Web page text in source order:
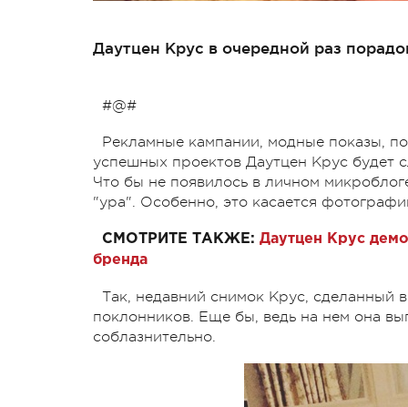
Даутцен Крус в очередной раз
#@#
Рекламные кампании, модные показы,
успешных проектов Даутцен Крус будет
Что бы не появилось в личном
"ура". Особенно, это касается
СМОТРИТЕ ТАКЖЕ: Даутцен Крус
бренда
Так, недавний снимок Крус, сделанный
поклонников. Еще бы, ведь на нем она
соблазнительно.